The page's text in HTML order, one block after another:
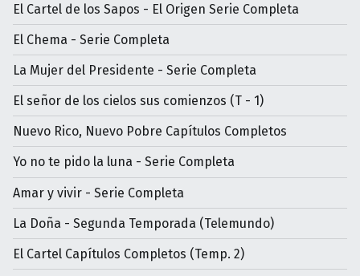
El Cartel de los Sapos - El Origen Serie Completa
El Chema - Serie Completa
La Mujer del Presidente - Serie Completa
El señor de los cielos sus comienzos (T - 1)
Nuevo Rico, Nuevo Pobre Capítulos Completos
Yo no te pido la luna - Serie Completa
Amar y vivir - Serie Completa
La Doña - Segunda Temporada (Telemundo)
El Cartel Capítulos Completos (Temp. 2)